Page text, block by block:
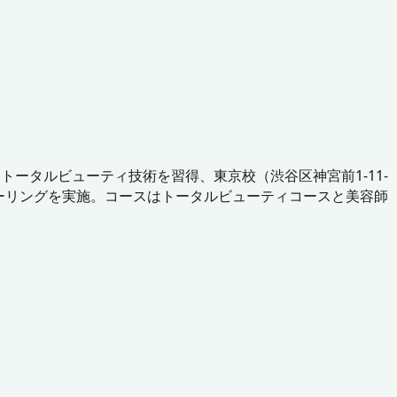
ータルビューティ技術を習得、東京校（渋谷区神宮前1-11-
ングを実施。コースはトータルビューティコースと美容師